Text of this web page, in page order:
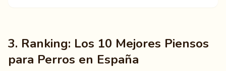
3. Ranking: Los 10 Mejores Piensos
para Perros en España